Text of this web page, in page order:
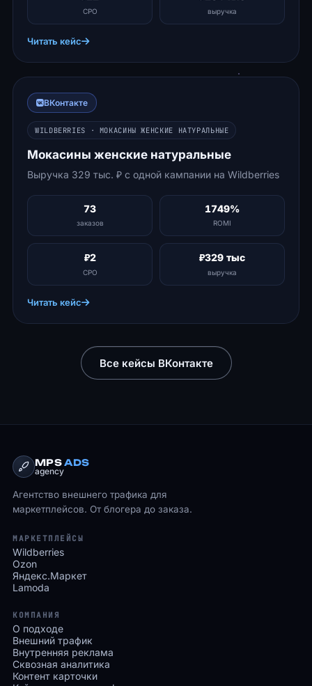
CPO выручка
Читать кейс
ВКонтакте
WILDBERRIES · МОКАСИНЫ ЖЕНСКИЕ НАТУРАЛЬНЫЕ
Мокасины женские натуральные
Выручка 329 тыс. ₽ с одной кампании на Wildberries
73
заказов
1749%
ROMI
₽2
CPO
₽329 тыс
выручка
Читать кейс
Все кейсы ВКонтакте
MPSADS
agency
Агентство внешнего трафика для
маркетплейсов. От блогера до заказа.
МАРКЕТПЛЕЙСЫ
Wildberries
Ozon
Яндекс.Маркет
Lamoda
КОМПАНИЯ
О подходе
Внешний трафик
Внутренняя реклама
Сквозная аналитика
Контент карточки